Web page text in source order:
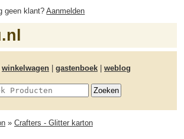
geen klant?Aanmelden
winkelwagen gastenboek weblog
» Crafters - Glitter karton